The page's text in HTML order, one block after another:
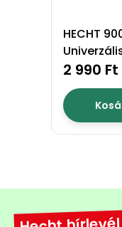
HECHT
2 990 Ft